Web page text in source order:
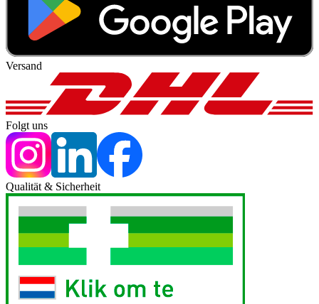
Versand
Folgt uns
Qualität & Sicherheit